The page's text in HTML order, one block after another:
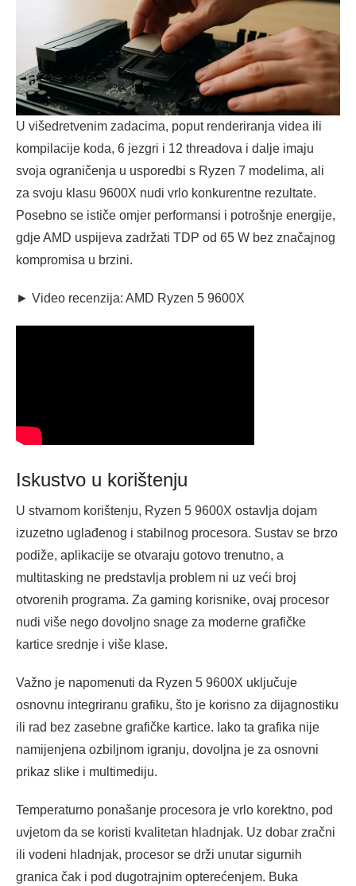
U višedretvenim zadacima, poput renderiranja videa ili
kompilacije koda, 6 jezgri i 12 threadova i dalje imaju
svoja ograničenja u usporedbi s Ryzen 7 modelima, ali
za svoju klasu 9600X nudi vrlo konkurentne rezultate.
Posebno se ističe omjer performansi i potrošnje energije,
gdje AMD uspijeva zadržati TDP od 65 W bez značajnog
kompromisa u brzini.
► Video recenzija: AMD Ryzen 5 9600X
Iskustvo u korištenju
U stvarnom korištenju, Ryzen 5 9600X ostavlja dojam
izuzetno uglađenog i stabilnog procesora. Sustav se brzo
podiže, aplikacije se otvaraju gotovo trenutno, a
multitasking ne predstavlja problem ni uz veći broj
otvorenih programa. Za gaming korisnike, ovaj procesor
nudi više nego dovoljno snage za moderne grafičke
kartice srednje i više klase.
Važno je napomenuti da Ryzen 5 9600X uključuje
osnovnu integriranu grafiku, što je korisno za dijagnostiku
ili rad bez zasebne grafičke kartice. Iako ta grafika nije
namijenjena ozbiljnom igranju, dovoljna je za osnovni
prikaz slike i multimediju.
Temperaturno ponašanje procesora je vrlo korektno, pod
uvjetom da se koristi kvalitetan hladnjak. Uz dobar zračni
ili vodeni hladnjak, procesor se drži unutar sigurnih
granica čak i pod dugotrajnim opterećenjem. Buka